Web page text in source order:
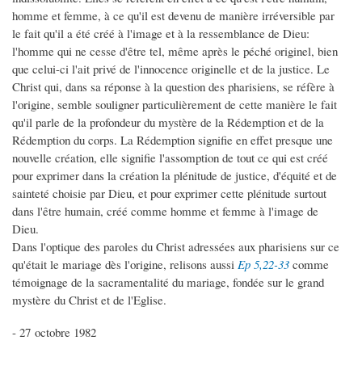
homme et femme, à ce qu'il est devenu de manière irréversible par
le fait qu'il a été créé à l'image et à la ressemblance de Dieu:
l'homme qui ne cesse d'être tel, même après le péché originel, bien
que celui-ci l'ait privé de l'innocence originelle et de la justice. Le
Christ qui, dans sa réponse à la question des pharisiens, se réfère à
l'origine, semble souligner particulièrement de cette manière le fait
qu'il parle de la profondeur du mystère de la Rédemption et de la
Rédemption du corps. La Rédemption signifie en effet presque une
nouvelle création, elle signifie l'assomption de tout ce qui est créé
pour exprimer dans la création la plénitude de justice, d'équité et de
sainteté choisie par Dieu, et pour exprimer cette plénitude surtout
dans l'être humain, créé comme homme et femme à l'image de
Dieu.
Dans l'optique des paroles du Christ adressées aux pharisiens sur ce
qu'était le mariage dès l'origine, relisons aussi Ep 5,22-33 comme
témoignage de la sacramentalité du mariage, fondée sur le grand
mystère du Christ et de l'Eglise.
- 27 octobre 1982